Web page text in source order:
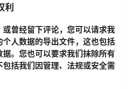
利
曾经留下评论，您可以请求我
人数据的导出文件，这也包括
。您也可以要求我们抹除所有
括我们因管理、法规或安全需